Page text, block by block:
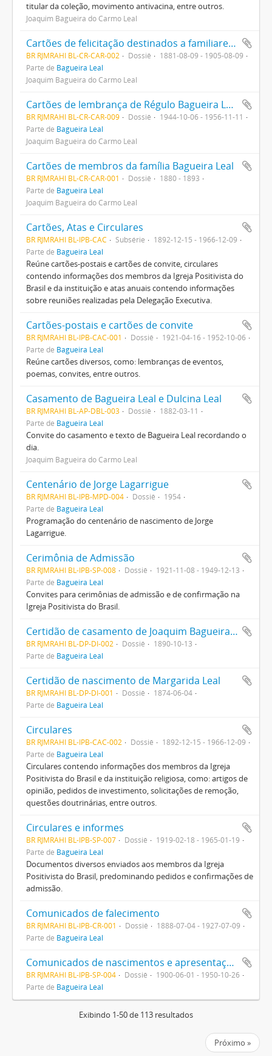
titular da coleção, movimento antivacina, entre outros.
Joaquim Bagueira do Carmo Leal
Cartões de felicitação destinados a familiares de Bagueira Leal
BR RJMRAHI BL-CR-CAR-002 Dossiê
1881-08-09 - 1905-08-09
Parte de Bagueira Leal
Joaquim Bagueira do Carmo Leal
Cartões de lembrança de Régulo Bagueira Leal para sua mãe, Branca Dulcina Bagueira Leal
BR RJMRAHI BL-CR-CAR-009 Dossiê
1944-10-06 - 1956-11-11
Parte de Bagueira Leal
Joaquim Bagueira do Carmo Leal
Cartões de membros da família Bagueira Leal
BR RJMRAHI BL-CR-CAR-001 Dossiê
1880 - 1893
Parte de Bagueira Leal
Joaquim Bagueira do Carmo Leal
Cartões, Atas e Circulares
BR RJMRAHI BL-IPB-CAC Subsérie
1892-12-15 - 1966-12-09
Parte de Bagueira Leal
Reúne cartões-postais e cartões de convite, circulares
contendo informações dos membros da Igreja Positivista do
Brasil e da instituição e atas anuais contendo informações
sobre reuniões realizadas pela Delegação Executiva.
Cartões-postais e cartões de convite
BR RJMRAHI BL-IPB-CAC-001 Dossiê
1921-04-16 - 1952-10-06
Parte de Bagueira Leal
Reúne cartões diversos, como: lembranças de eventos,
poemas, convites, entre outros.
Casamento de Bagueira Leal e Dulcina Leal
BR RJMRAHI BL-AP-DBL-003 Dossiê
1882-03-11
Parte de Bagueira Leal
Convite do casamento e texto de Bagueira Leal recordando o
dia.
Joaquim Bagueira do Carmo Leal
Centenário de Jorge Lagarrigue
BR RJMRAHI BL-IPB-MPD-004 Dossiê
1954
Parte de Bagueira Leal
Programação do centenário de nascimento de Jorge
Lagarrigue.
Cerimônia de Admissão
BR RJMRAHI BL-IPB-SP-008 Dossiê
1921-11-08 - 1949-12-13
Parte de Bagueira Leal
Convites para cerimônias de admissão e de confirmação na
Igreja Positivista do Brasil.
Certidão de casamento de Joaquim Bagueira Leal e Dulcina Bormann
BR RJMRAHI BL-DP-DI-002 Dossiê
1890-10-13
Parte de Bagueira Leal
Certidão de nascimento de Margarida Leal
BR RJMRAHI BL-DP-DI-001 Dossiê
1874-06-04
Parte de Bagueira Leal
Circulares
BR RJMRAHI BL-IPB-CAC-002 Dossiê
1892-12-15 - 1966-12-09
Parte de Bagueira Leal
Circulares contendo informações dos membros da Igreja
Positivista do Brasil e da instituição religiosa, como: artigos de
opinião, pedidos de investimento, solicitações de remoção,
questões doutrinárias, entre outros.
Circulares e informes
BR RJMRAHI BL-IPB-SP-007 Dossiê
1919-02-18 - 1965-01-19
Parte de Bagueira Leal
Documentos diversos enviados aos membros da Igreja
Positivista do Brasil, predominando pedidos e confirmações de
admissão.
Comunicados de falecimento
BR RJMRAHI BL-IPB-CR-001 Dossiê
1888-07-04 - 1927-07-09
Parte de Bagueira Leal
Comunicados de nascimentos e apresentações
BR RJMRAHI BL-IPB-SP-004 Dossiê
1900-06-01 - 1950-10-26
Parte de Bagueira Leal
Exibindo 1-50 de 113 resultados
Próximo »